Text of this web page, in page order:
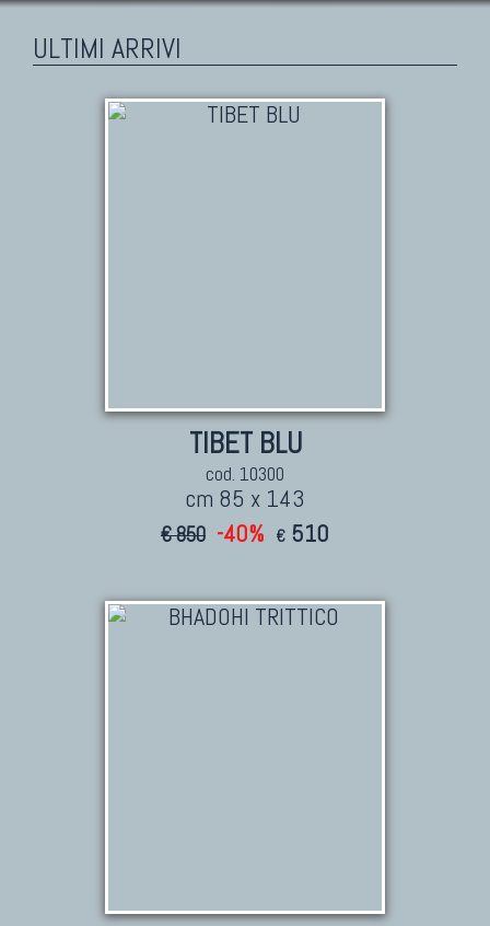
ULTIMI ARRIVI
TIBET BLU
cod. 10300
cm 85 x 143
€ 850 -40% € 510